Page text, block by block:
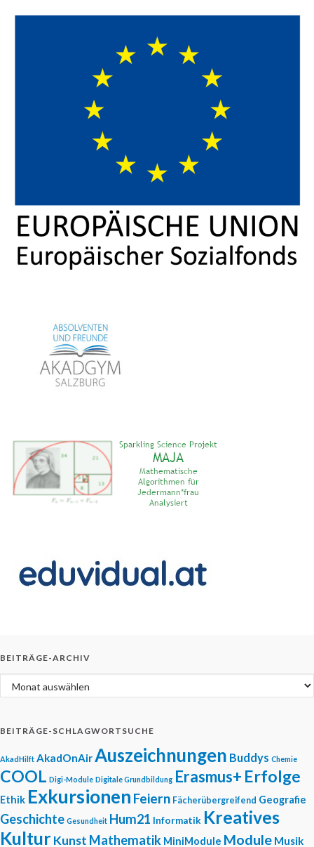
BEITRÄGE-ARCHIV
Beiträge-Archiv
BEITRÄGE-SCHLAGWORTSUCHE
AkadHilft AkadOnAir Auszeichnungen Buddys Chemie
COOL Digi-Module Digitale Grundbildung Erasmus+ Erfolge
Ethik Exkursionen Feiern Fächerübergreifend Geografie
Geschichte Gesundheit Hum21 Informatik Kreatives
KulturKunst Mathematik MiniModule Module Musik